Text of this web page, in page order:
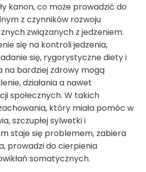
kanon, co może prowadzić do
z czynników rozwoju
związanych z jedzeniem.
się na kontroli jedzenia,
się, rygorystyczne diety i
na bardziej zdrowy mogą
działania a nawet
społecznych. W takich
który miała pomóc w
szczupłej sylwetki i
staje się problemem, zabiera
prowadzi do cierpienia
somatycznych.